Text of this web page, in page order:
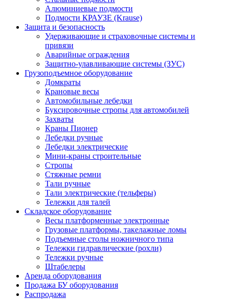
Алюминиевые подмости
Подмости КРАУЗЕ (Krause)
Защита и безопасность
Удерживающие и страховочные системы и
привязи
Аварийные ограждения
Защитно-улавливающие системы (ЗУС)
Грузоподъемное оборудование
Домкраты
Крановые весы
Автомобильные лебедки
Буксировочные стропы для автомобилей
Захваты
Краны Пионер
Лебедки ручные
Лебедки электрические
Мини-краны строительные
Стропы
Стяжные ремни
Тали ручные
Тали электрические (тельферы)
Тележки для талей
Складское оборудование
Весы платформенные электронные
Грузовые платформы, такелажные ломы
Подъемные столы ножничного типа
Тележки гидравлические (рохли)
Тележки ручные
Штабелеры
Аренда оборудования
Продажа БУ оборудования
Распродажа